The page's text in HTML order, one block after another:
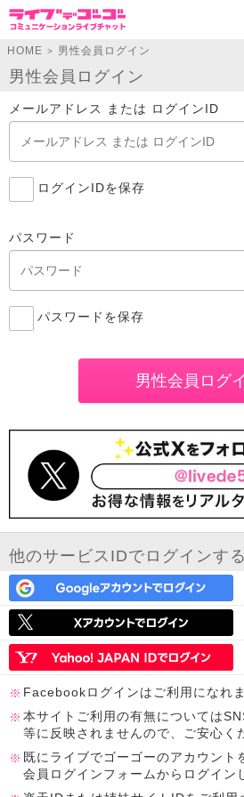
HOME > 男性会員ログイン
男性会員ログイン
メールアドレス または ログインID
ログインIDを保存
パスワード
パスワードを保存
他のサービスIDでログインする
Facebookログインはご利用になれま
本サイトご利用の有無については
等に反映されませんので、ご安心く
既にライブでゴーゴーのアカウント
会員ログインフォームからログイン